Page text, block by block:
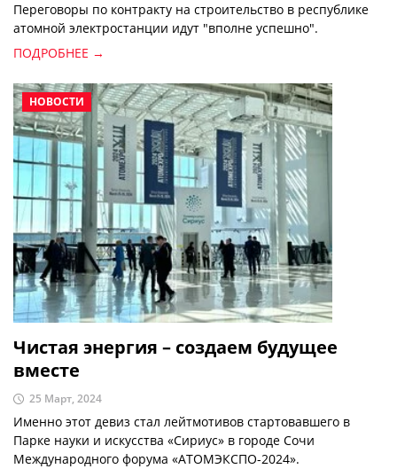
Переговоры по контракту на строительство в республике
атомной электростанции идут "вполне успешно".
ПОДРОБНЕЕ →
НОВОСТИ
Чистая энергия – создаем будущее
вместе
25 Март, 2024
Именно этот девиз стал лейтмотивов стартовавшего в
Парке науки и искусства «Сириус» в городе Сочи
Международного форума «АТОМЭКСПО-2024».